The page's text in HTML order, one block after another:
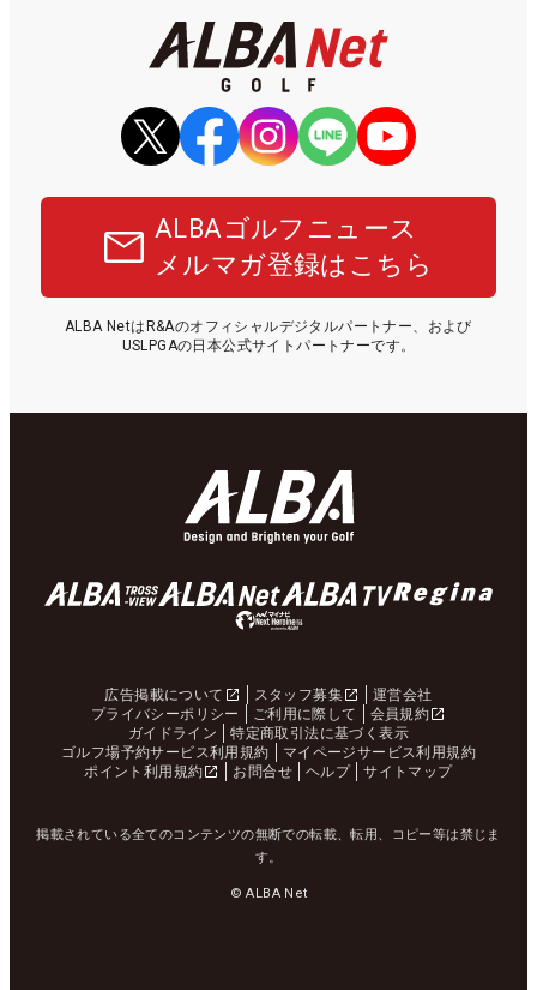
ALBAゴルフニュース
メルマガ登録はこちら
ALBA NetはR&Aのオフィシャルデジタルパートナー、および
USLPGAの日本公式サイトパートナーです。
広告掲載について スタッフ募集
運営会社
プライバシーポリシー
ご利用に際して
会員規約
ガイドライン
特定商取引法に基づく表示
ゴルフ場予約サービス利用規約
マイページサービス利用規約
ポイント利用規約
お問合せ ヘルプ サイトマップ
掲載されている全てのコンテンツの無断での転載、転用、コピー等は禁じま
す。
© ALBA Net